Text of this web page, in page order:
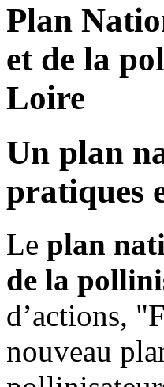
Plan
et de la
Loire
Un plan
pratiques
Le plan
de la
d’actions,
nouveau